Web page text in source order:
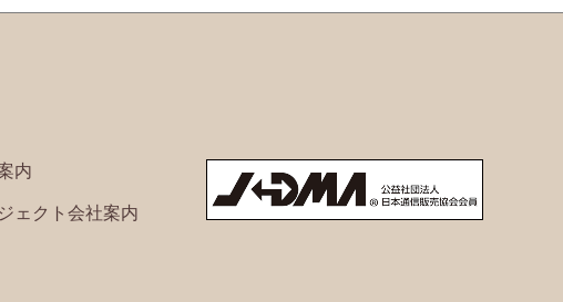
内
ェクト会社案内